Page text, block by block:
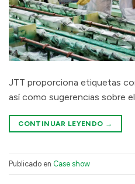
JTT proporciona etiquetas
así como sugerencias sobre
CONTINUAR LEYENDO →
Publicado en Case show